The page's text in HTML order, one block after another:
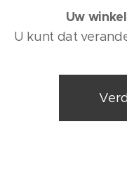
Uw
U kunt dat